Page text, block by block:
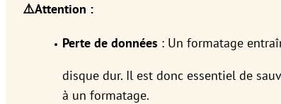
⚠️Attention :
Perte de données : Un formatage
disque dur. Il est donc essentiel de
à un formatage.